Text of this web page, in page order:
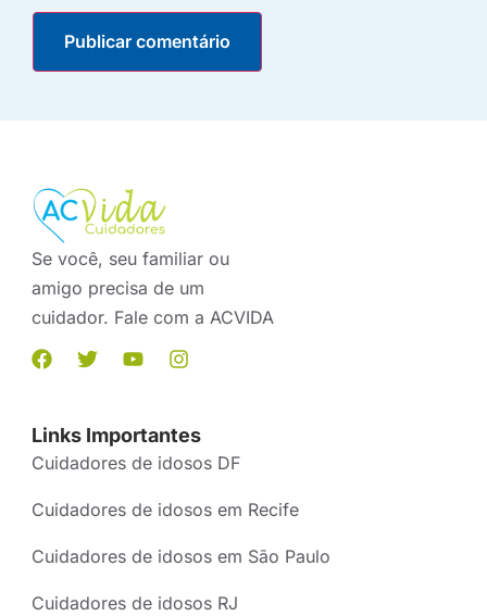
Se você, seu familiar ou
amigo precisa de um
cuidador. Fale com a ACVIDA
Links Importantes
Cuidadores de idosos DF
Cuidadores de idosos em Recife
Cuidadores de idosos em São Paulo
Cuidadores de idosos RJ